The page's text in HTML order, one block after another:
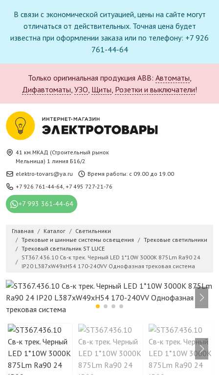
В связи с экономической ситуацией, цены на сайте могут
отличаться от действительных. Точная цена будет
известна при оформлении заказа или по телефону: +7 926
761-44-64
Только оригинальная продукция ABB: Автоматы,
Дифавтоматы, УЗО, Щиты, Розетки и выключатели!
41 км.МКАД (Строительный рынок
Мельница) 1 линия Б16/2
elektro-tovars@ya.ru
Время работы: с 09.00 до 19.00
+7 926 761-44-64, +7 495 727-21-76
+7 993 361-44-64
Главная Каталог
Светильники
Трековые и шинные системы освещения
Трековые светильники
Трековый светильник ST LUCE
ST367.436.10 Св-к трек. Черный LED 1*10W 3000K 875Lm Ra90 24
IP20 L387xW49xH54 170-240VV Однофазная трековая система